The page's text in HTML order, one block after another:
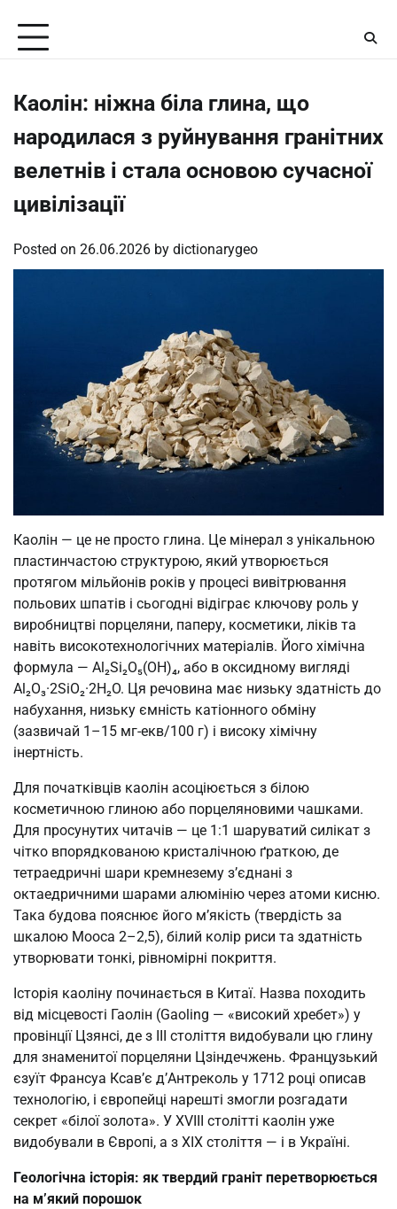
content
Каолін: ніжна біла глина, що
народилася з руйнування гранітних
велетнів і стала основою сучасної
цивілізації
Posted on 26.06.2026 by dictionarygeo
Каолін — це не просто глина. Це мінерал з унікальною
пластинчастою структурою, який утворюється
протягом мільйонів років у процесі вивітрювання
польових шпатів і сьогодні відіграє ключову роль у
виробництві порцеляни, паперу, косметики, ліків та
навіть високотехнологічних матеріалів. Його хімічна
формула — Al₂Si₂O₅(OH)₄, або в оксидному вигляді
Al₂O₃·2SiO₂·2H₂O. Ця речовина має низьку здатність до
набухання, низьку ємність катіонного обміну
(зазвичай 1–15 мг-екв/100 г) і високу хімічну
інертність.
Для початківців каолін асоціюється з білою
косметичною глиною або порцеляновими чашками.
Для просунутих читачів — це 1:1 шаруватий силікат з
чітко впорядкованою кристалічною ґраткою, де
тетраедричні шари кремнезему з’єднані з
октаедричними шарами алюмінію через атоми кисню.
Така будова пояснює його м’якість (твердість за
шкалою Мооса 2–2,5), білий колір риси та здатність
утворювати тонкі, рівномірні покриття.
Історія каоліну починається в Китаї. Назва походить
від місцевості Гаолін (Gaoling — «високий хребет») у
провінції Цзянсі, де з III століття видобували цю глину
для знаменитої порцеляни Цзіндечжень. Французький
єзуїт Франсуа Ксав’є д’Антреколь у 1712 році описав
технологію, і європейці нарешті змогли розгадати
секрет «білої золота». У XVIII столітті каолін уже
видобували в Європі, а з XIX століття — і в Україні.
Геологічна історія: як твердий граніт перетворюється
на м’який порошок